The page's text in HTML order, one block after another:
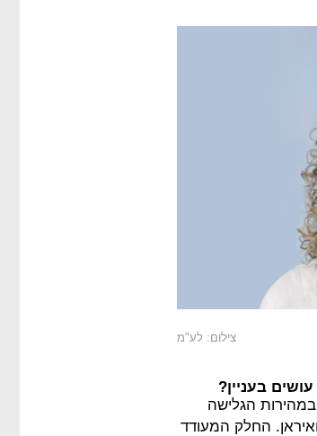
צילום: לע"מ
בעניין?
הגלישה
החלק המעודד